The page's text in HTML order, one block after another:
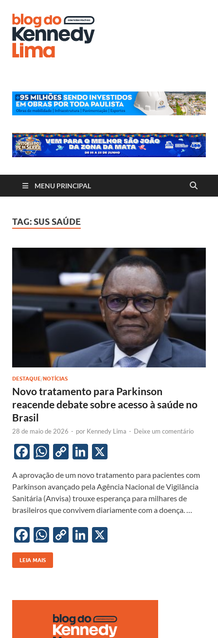
MENU PRINCIPAL
TAG: SUS SAÚDE
DESTAQUE/NOTÍCIAS
Novo tratamento para Parkinson
reacende debate sobre acesso à saúde no
Brasil
28 de maio de 2026 - por Kennedy Lima - Deixe um comentário
F
e
b
o
o
k
W
at
s
A
p
p
C
p
y
Li
n
k
Li
k
e
dI
n
A aprovação de um novo tratamento para pacientes com
Parkinson avançado pela Agência Nacional de Vigilância
Sanitária (Anvisa) trouxe esperança para milhares de
brasileiros que convivem diariamente com a doença. …
F
ac
e
o
W
h
at
A
p
p
C
Li
n
k
Li
dI
n
LEIA MAIS